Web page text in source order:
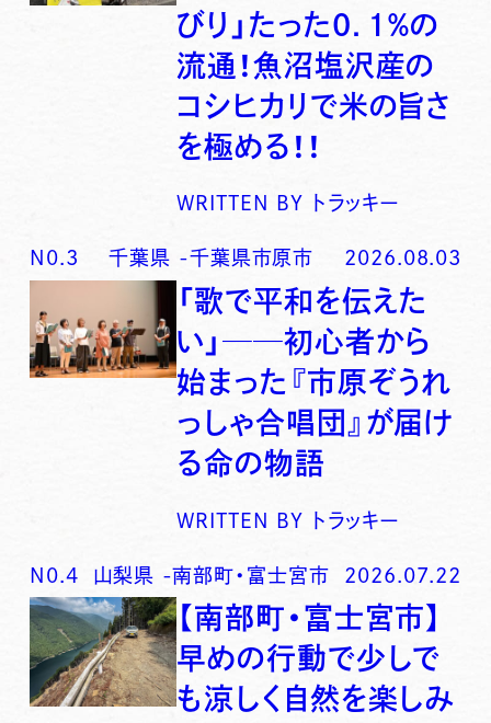
びり」たった0．1％の
流通！魚沼塩沢産の
コシヒカリで米の旨さ
を極める！！
WRITTEN BY トラッキー
N0. 3 千葉県 -千葉県市原市 2026.08.03
「歌で平和を伝えた
い」──初心者から
始まった『市原ぞうれ
っしゃ合唱団』が届け
る命の物語
WRITTEN BY トラッキー
N0.4 山梨県 -南部町・富士宮市 2026.07.22
【南部町・富士宮市】
早めの行動で少しで
も涼しく自然を楽しみ